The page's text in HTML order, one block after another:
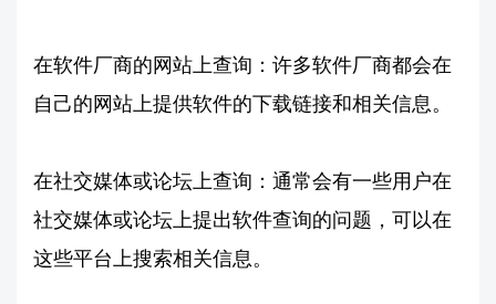
在软件厂商的网站上查询：许多软件厂商都会在
自己的网站上提供软件的下载链接和相关信息。
在社交媒体或论坛上查询：通常会有一些用户在
社交媒体或论坛上提出软件查询的问题，可以在
这些平台上搜索相关信息。